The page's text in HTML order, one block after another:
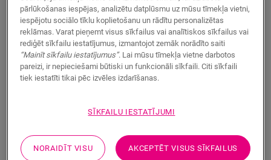
MEKLĒT
Izstrādājuma parametri
Šī elastīgā akrila bāzes pasta ir lielisks risinājums vietām, kur
nav iespējams uzstādīt grīdlīstes vai profilus. Tā ir pieejama
pārlūkošanas iespējas, analizētu datplūsmu uz mūsu tīmekļa vietni,
iespējotu sociālo tīklu koplietošanu un rādītu personalizētas
reklāmas. Varat pieņemt visus sīkfailus vai analītiskos sīkfailus vai
rediģēt sīkfailu iestatījumus, izmantojot zemāk norādīto saiti
“Mainīt sīkfailu iestatījumus”. Lai mūsu tīmekļa vietne darbotos
pareizi, ir nepieciešami būtiski un funkcionāli sīkfaili. Citi sīkfaili
tiek iestatīti tikai pēc izvēles izdarīšanas.
SĪKFAILU IESTATĪJUMI
NORAIDĪT VISU AKCEPTĒT VISUS SĪKFAILUS